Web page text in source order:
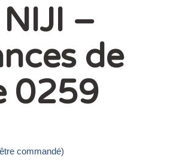
–
de
0259
commandé)